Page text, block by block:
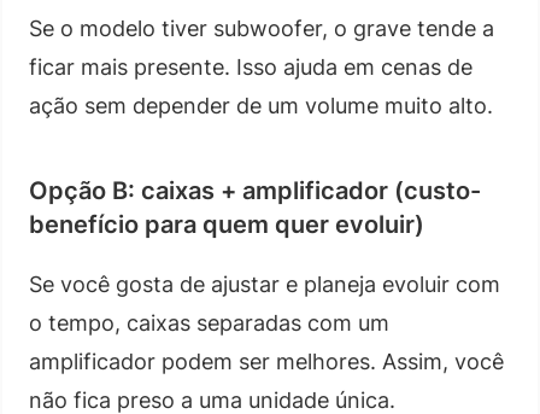
Se o modelo tiver subwoofer, o grave tende a
ficar mais presente. Isso ajuda em cenas de
ação sem depender de um volume muito alto.
Opção B: caixas + amplificador (custo-
benefício para quem quer evoluir)
Se você gosta de ajustar e planeja evoluir com
o tempo, caixas separadas com um
amplificador podem ser melhores. Assim, você
não fica preso a uma unidade única.